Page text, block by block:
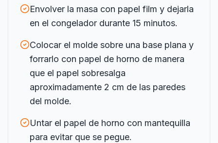
Envolver la masa con papel film y dejarla
en el congelador durante 15 minutos.
Colocar el molde sobre una base plana y
forrarlo con papel de horno de manera
que el papel sobresalga
aproximadamente 2 cm de las paredes
del molde.
Untar el papel de horno con mantequilla
para evitar que se pegue.